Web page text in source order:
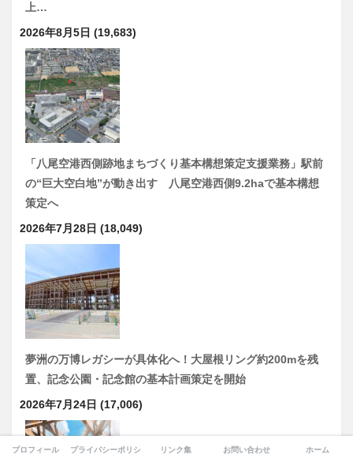
上…
2026年8月5日 (19,683)
「八尾空港西側跡地まちづくり基本構想策定支援業務」駅前
の“巨大空白地”が動き出す 八尾空港西側9.2haで基本構想
策定へ
2026年7月28日 (18,049)
夢洲の万博レガシーが具体化へ！大屋根リング約200mを残
置、記念公園・記念館の基本計画策定を開始
2026年7月24日 (17,006)
プロフィール プライバシーポリシー リンク集 お問い合わせ ホーム